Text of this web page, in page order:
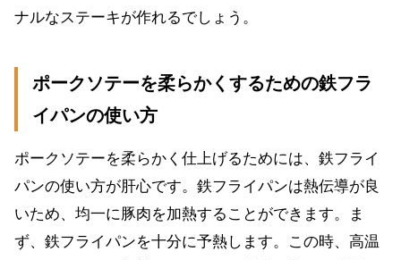
ナルなステーキが作れるでしょう。
ポークソテーを柔らかくするための鉄フラ
イパンの使い方
ポークソテーを柔らかく仕上げるためには、鉄フライ
パンの使い方が肝心です。鉄フライパンは熱伝導が良
いため、均一に豚肉を加熱することができます。ま
ず、鉄フライパンを十分に予熱します。この時、高温